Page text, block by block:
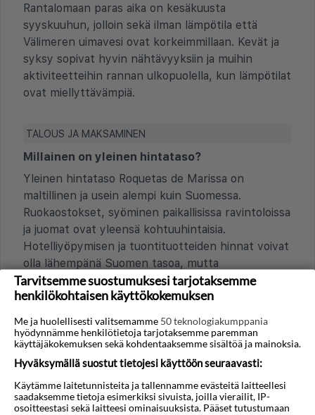
Rantalomaan paras aika on kesäkuusta
syyskuuhun, jolloin sekä ilman lämpötila että
Välimeren uimavesi ovat korkeimmillaan. Kevät ja
syksy sopivat hyvin nähtävyyksiin ja muihin
aktiviteetteihin rannan ulkopuolella, kun lämpötilat
ovat miellyttävämpiä.
TALOUS JA MAKSAMINEN
Millainen on yleinen hintataso?
Yleinen hintataso Roquetas de Marissa on
maltillinen ja usein alempi kuin Suomessa.
Ruokaostokset, syöminen paikallisissa ravintoloissa
ja juomat ovat yleensä kohtuuhintaisia.
Hotelliyöpymisen ja tuontituotteiden hinnat voivat
olla lähempänä Suomen tasoa, mutta
kokonaisuutena Roquetas de Marissa lomaileminen
on yleensä edullista.
Onko turistiveroja tai lisämaksuja, esimerkiksi
hotelliyöpymisestä?
Toisin kuin joillakin muilla Espanjan alueilla,
ole otettu käyttöön yleistä alueellista turistiveroa,
joka maksettaisiin per yö hotelliyöpymisestä.
Tarvitsemme suostumuksesi tarjotaksemme
henkilökohtaisen käyttökokemuksen
Me ja huolellisesti valitsemamme 50 teknologiakumppania
hyödynnämme henkilötietoja tarjotaksemme paremman
käyttäjäkokemuksen sekä kohdentaaksemme sisältöä ja mainoksia.
Hyväksymällä suostut tietojesi käyttöön seuraavasti:
Käytämme laitetunnisteita ja tallennamme evästeitä laitteellesi
saadaksemme tietoja esimerkiksi sivuista, joilla vierailit, IP-
osoitteestasi sekä laitteesi ominaisuuksista. Pääset tutustumaan